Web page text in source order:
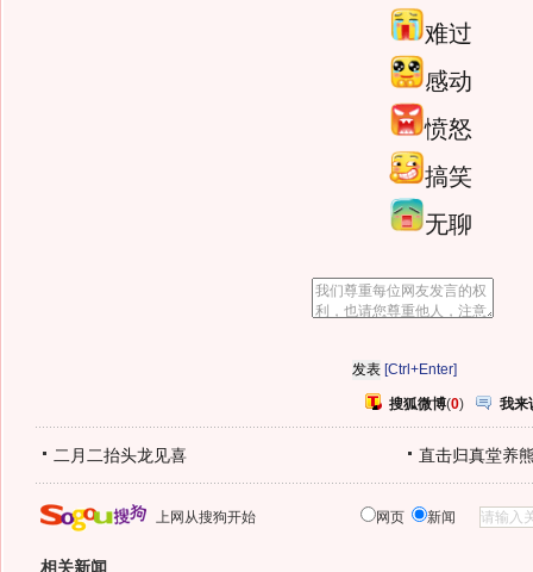
难过
感动
愤怒
搞笑
无聊
[Ctrl+Enter]
搜狐微博(0) 我来
二月二抬头龙见喜 直击归真堂养
上网从搜狗开始 网页 新闻
相关新闻